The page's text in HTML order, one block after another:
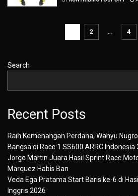
2 … 4
Search
Recent Posts
Raih Kemenangan Perdana, Wahyu
Bangsa di Race 1 SS600 ARRC Indonesia
Jorge Martin Juara Hasil Sprint Race
Marquez Habis Ban
Veda Ega Pratama Start Baris ke-6 di
Inggris 2026